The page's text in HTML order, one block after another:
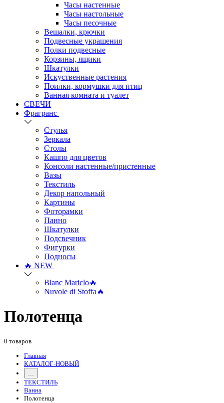
Часы настенные
Часы настольные
Часы песочные
Вешалки, крючки
Подвесные украшения
Полки подвесные
Корзины, ящики
Шкатулки
Искуственные растения
Поилки, кормушки для птиц
Ванная комната и туалет
СВЕЧИ
Фрагранс
Стулья
Зеркала
Столы
Кашпо для цветов
Консоли настенные/пристенные
Вазы
Текстиль
Декор напольный
Картины
Фоторамки
Панно
Шкатулки
Подсвечник
Фигурки
Подносы
🔥 NEW
Blanc Mariclo🔥
Nuvole di Stoffa🔥
Полотенца
0 товаров
Главная
КАТАЛОГ-НОВЫЙ
...
ТЕКСТИЛЬ
Ванна
Полотенца